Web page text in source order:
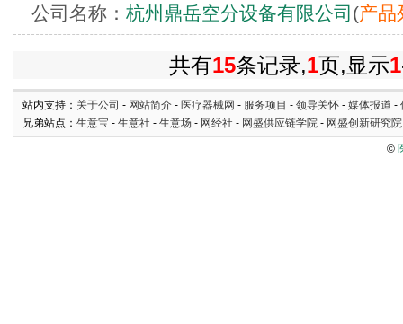
公司名称： 杭州鼎岳空分设备有限公司 (产品
共有15条记录,1页,显示1
站内支持： 关于公司 - 网站简介 - 医疗器械网 - 服务项目 - 领导关怀 - 媒体报道 -
兄弟站点： 生意宝 - 生意社 - 生意场 - 网经社 - 网盛供应链学院 - 网盛创新研究院
©